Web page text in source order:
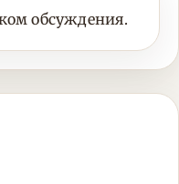
обсуждения.